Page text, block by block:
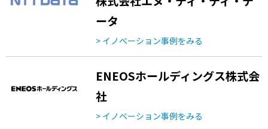
ータ
> イノベーション事例をみる
ENEOSホールディングス株式会
社
> イノベーション事例をみる